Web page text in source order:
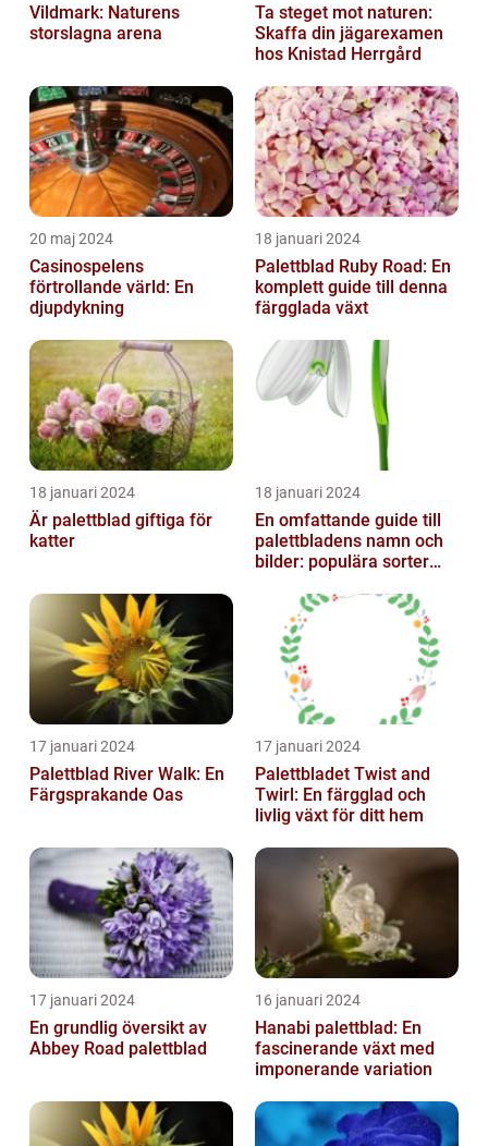
Vildmark: Naturens
storslagna arena
Ta steget mot naturen:
Skaffa din jägarexamen
hos Knistad Herrgård
20 maj 2024
Casinospelens
förtrollande värld: En
djupdykning
18 januari 2024
Palettblad Ruby Road: En
komplett guide till denna
färgglada växt
18 januari 2024
Är palettblad giftiga för
katter
18 januari 2024
En omfattande guide till
palettbladens namn och
bilder: populära sorter
17 januari 2024
Palettblad River Walk: En
Färgsprakande Oas
17 januari 2024
Palettbladet Twist and
Twirl: En färgglad och
livlig växt för ditt hem
17 januari 2024
En grundlig översikt av
Abbey Road palettblad
16 januari 2024
Hanabi palettblad: En
fascinerande växt med
imponerande variation